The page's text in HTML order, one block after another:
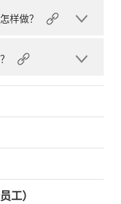
样做？
工）